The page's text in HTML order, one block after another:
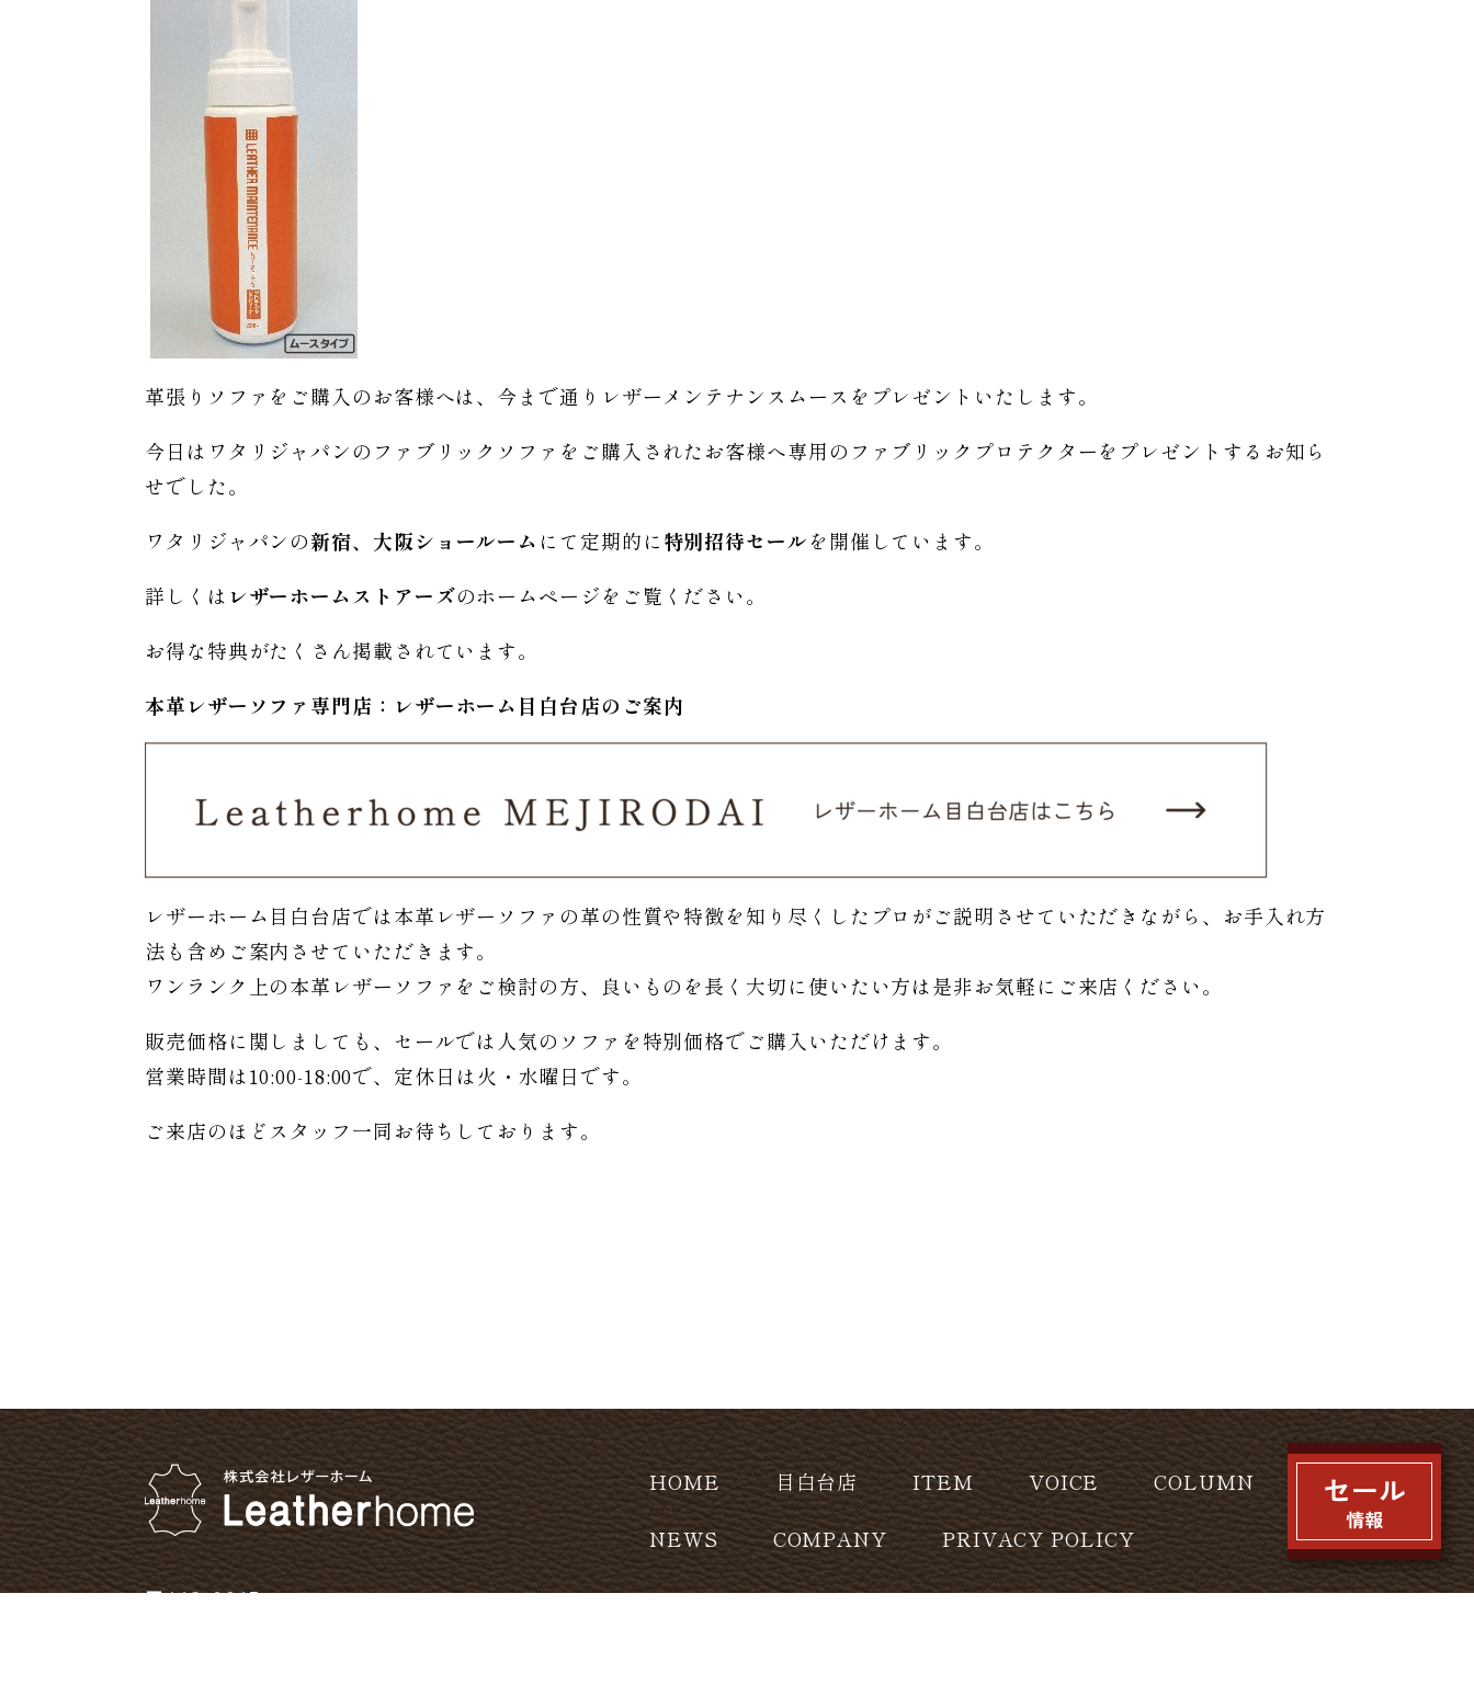
革張りソファをご購入のお客様へは、今まで通りレザーメンテナンスムースをプレゼントいたします。
今日はワタリジャパンのファブリックソファをご購入されたお客様へ専用のファブリックプロテクターをプレゼントするお知ら
せでした。
ワタリジャパンの新宿、大阪ショールーム にて定期的に特別招待セールを開催しています。
詳しくは レザーホームストアーズのホームページをご覧ください。
お得な特典がたくさん掲載されています。
本革レザーソファ専門店：レザーホーム 目白台店のご案内
レザーホーム目白台店では本革レザーソファの革の性質や特徴を知り尽くしたプロがご説明させていただきながら、お手入れ方
法も含めご案内させていただきます。
ワンランク上の本革レザーソファをご検討の方、良いものを長く大切に使いたい方は是非お気軽にご来店ください。
販売価格に関しましても、セールでは人気のソファを特別価格でご購入いただけます。
営業時間は10:00-18:00で、定休日は火・水曜日です。
ご来店のほどスタッフ一同お待ちしております。
〒112-0015
HOME 目白台店 ITEM VOICE
COLUMN
NEWS
COMPANY PRIVACY POLICY